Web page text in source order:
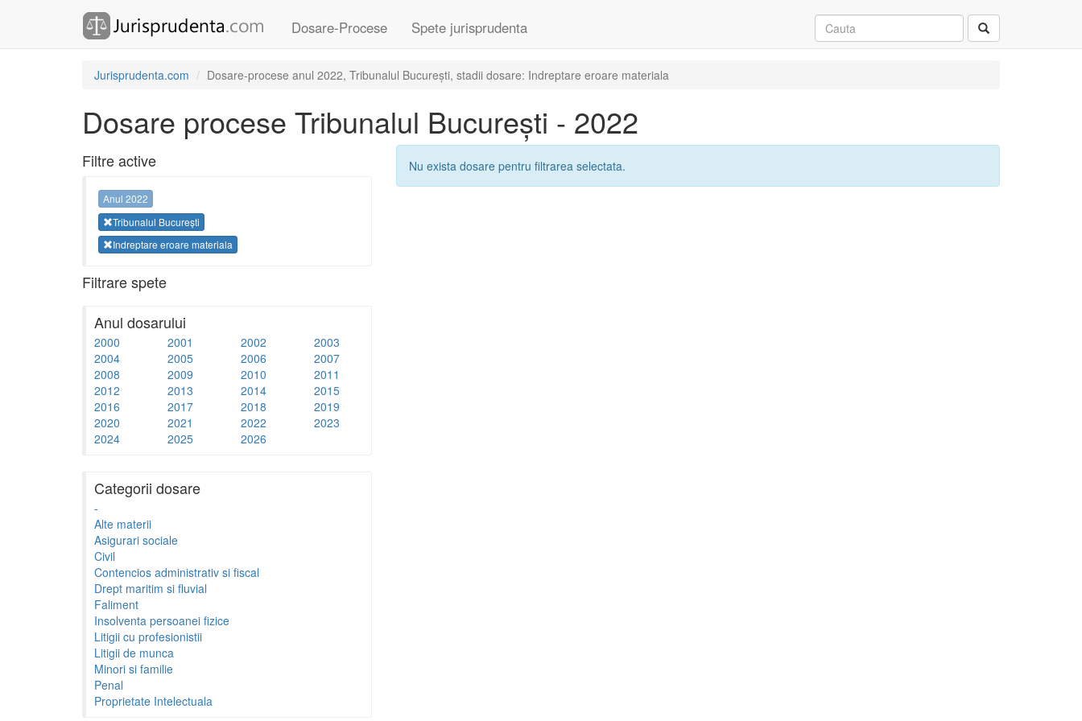
Dosare-Procese Spete jurisprudenta
Jurisprudenta.com Dosare-procese anul 2022, Tribunalul București, stadii dosare: Indreptare eroare materiala
Dosare procese Tribunalul București - 2022
Filtre active
Anul 2022
Tribunalul București
Indreptare eroare materiala
Filtrare spete
Anul dosarului
2000 2001 2002
2003
2004
2005 2006
2007
2008
2009 2010
2011
2012
2013 2014
2015
2016
2017 2018
2019
2020
2021 2022
2023
2024
2025 2026
Categorii dosare
-
Alte materii
Asigurari sociale
Civil
Contencios administrativ si fiscal
Drept maritim si fluvial
Faliment
Insolventa persoanei fizice
Litigii cu profesionistii
Litigii de munca
Minori si familie
Penal
Proprietate Intelectuala
Nu exista dosare pentru filtrarea selectata.